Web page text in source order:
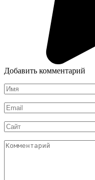
Добавить комментарий
Имя
*
Email
*
Сайт
Комментарий